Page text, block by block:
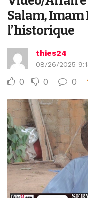
Salam, Imam
l’historique
thies24
08/26/2025
0 0 0